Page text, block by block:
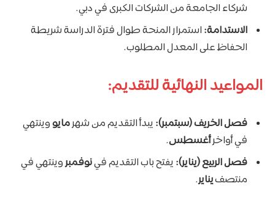
شركاء الجامعة من الشركات الكبرى في دبي.
الاستدامة: استمرار المنحة طوال فترة الدراسة شريطة
الحفاظ على المعدل المطلوب.
المواعيد النهائية للتقديم:
فصل الخريف (سبتمبر): يبدأ التقديم من شهرمايووينتهي
في أواخرأغسطس.
فصل الربيع (يناير): يفتح باب التقديم فينوفمبروينتهي في
منتصفيناير.